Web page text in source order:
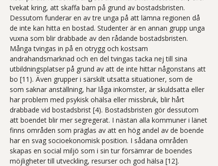
tvekat kring, att skaffa barn på grund av bostadsbristen.
Dessutom funderar en av tre unga på att lämna regionen då
de inte kan hitta en bostad. Studenter är en annan grupp unga
vuxna som blir drabbade av den rådande bostadsbristen.
Många tvingas in på en otrygg och kostsam
andrahandsmarknad och en del tvingas tacka nej till sina
utbildningsplatser på grund av att de inte hittar någonstans att
bo [11). Även grupper i särskilt utsatta situationer, som de
som saknar anställning, har låga inkomster, är skuldsatta eller
har problem med psykisk ohälsa eller missbruk, blir hårt
drabbade vid bostadsbrist [4). Bostadsbristen gör dessutom
att boendet blir mer segregerat. I nästan alla kommuner i länet
finns områden som präglas av att en hög andel av de boende
har en svag socioekonomisk position. I sådana områden
skapas en social miljö som i sin tur försämrar de boendes
möjligheter till utveckling, resurser och god hälsa [12].